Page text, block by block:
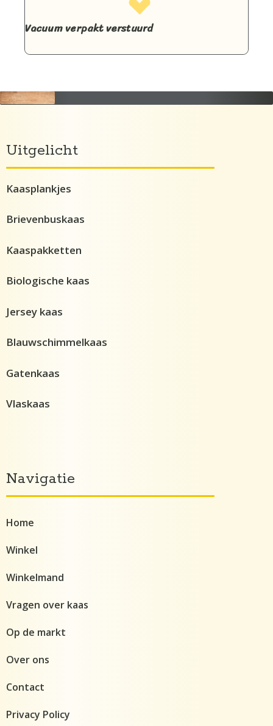
Vacuum verpakt verstuurd
Navigatie
Home
Winkel
Winkelmand
Vragen over kaas
Op de markt
Over ons
Contact
Privacy Policy
Uitgelicht
Kaasplankjes
Brievenbuskaas
Kaaspakketten
Biologische kaas
Jersey kaas
Blauwschimmelkaas
Gatenkaas
Vlaskaas